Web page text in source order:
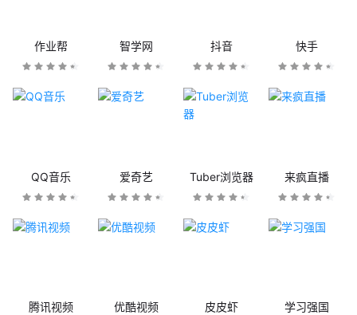
作业帮 智学网 抖音 快手
QQ音乐 爱奇艺 Tuber浏览器 来疯直播
腾讯视频 优酷视频 皮皮虾 学习强国